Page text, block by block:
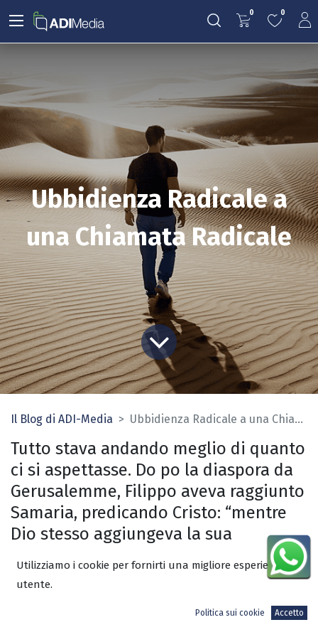
0 0
Ubbidienza Radicale a
una Chiamata Radicale
Il Blog di ADI-Media Ubbidienza Radicale a una Chiamata Radicale
Tutto stava andando meglio di quanto
ci si aspettasse. Do po la diaspora da
Gerusalemme, Filippo aveva raggiunto
Samaria, predicando Cristo: “mentre
Dio stesso aggiungeva la sua
testimonianza alla loro con segni e
prodigi, con opere potenti di ogni
secondo la sua volontà” (Ebrei 2:4).
Utilizziamo i cookie per fornirti una migliore esperienza
utente.
Politica sui cookie Accetto